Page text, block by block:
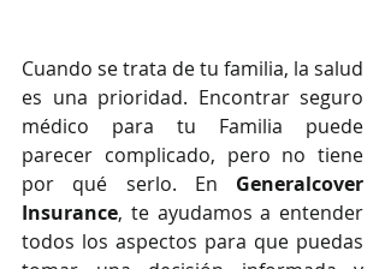
Cuando se trata de tu familia, la salud
es una prioridad. Encontrar seguro
médico para tu Familia puede
parecer complicado, pero no tiene
por qué serlo. En Generalcover
Insurance, te ayudamos a entender
todos los aspectos para que puedas